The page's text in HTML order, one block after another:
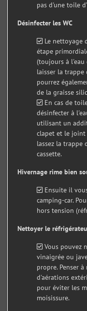
pas d'une toile
Désinfecter les WC
Le nettoyage
étape
(toujours à l'eau
laisser la trappe
pourrez
de la graisse
En cas de
désinfecter à
utilisant un
clapet et le joint
lassez la trappe
cassette.
Hivernage rime bien
Ensuite il
camping-car.
hors tension
Nettoyer le
Vous pouvez
vinaigrée ou
propre. Penser
d'aérations
pour éviter les
moisissure.